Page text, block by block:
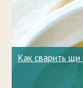
Как сварить щи